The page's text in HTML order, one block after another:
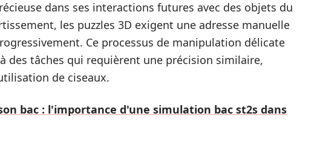
dans ses interactions futures avec des objets du
les puzzles 3D exigent une adresse manuelle
Ce processus de manipulation délicate
des tâches qui requièrent une précision similaire,
de ciseaux.
bac : l'importance d'une simulation bac st2s dans